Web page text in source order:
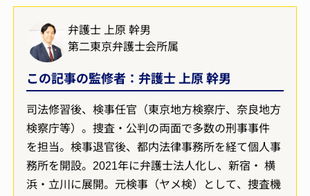
弁護士 上原 幹男
第二東京弁護士会所属
この記事の監修者：弁護士 上原 幹男
司法修習後、検事任官（東京地方検察庁、奈良地方
検察庁等）。捜査・公判の両面で多数の刑事事件
を担当。検事退官後、都内法律事務所を経て個人事
務所を開設。2021年に弁護士法人化し、新宿・ 横
浜・立川に展開。元検事（ヤメ検）として、捜査機